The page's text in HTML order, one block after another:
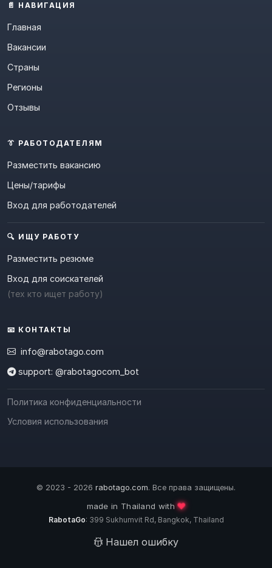
📄 НАВИГАЦИЯ
Главная
Вакансии
Страны
Регионы
Отзывы
👔 РАБОТОДАТЕЛЯМ
Разместить вакансию
Цены/тарифы
Вход для работодателей
🔍 ИЩУ РАБОТУ
Разместить резюме
Вход для соискателей
(тех кто ищет работу)
📧 КОНТАКТЫ
info@rabotago.com
support: @rabotagocom_bot
Политика конфиденциальности
Условия использования
© 2023 - 2026 rabotago.com. Все права защищены.
made in Thailand with❤️
RabotaGo: 399 Sukhumvit Rd, Bangkok, Thailand
Нашел ошибку